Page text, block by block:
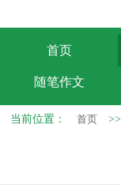
首页
随笔作文
当前位置： 首页 >>